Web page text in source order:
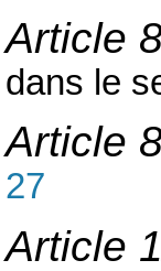
Article
dans le
Article
27
Article